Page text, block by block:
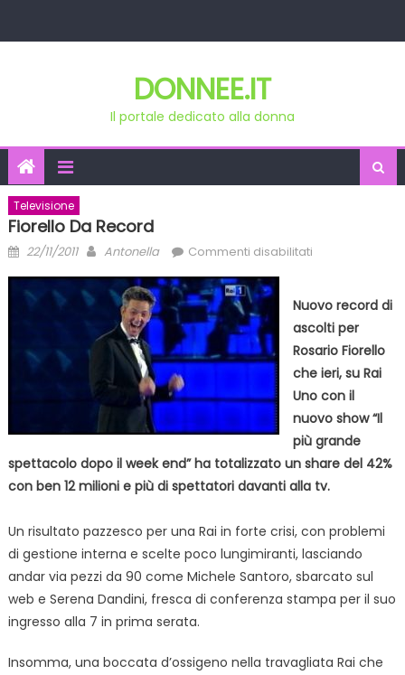
DONNEE.IT
Il portale dedicato alla donna
Televisione
Fiorello Da Record
Posted
22/11/2011 Author
Antonella Commenti disabilitatisu
record
Nuovo record di
ascolti per
Rosario Fiorello
che ieri, su Rai
Uno con il
nuovo show “Il
più grande
spettacolo dopo il week end” ha totalizzato un share del 42%
con ben 12 milioni e più di spettatori davanti alla tv.
Un risultato pazzesco per una Rai in forte crisi, con problemi
di gestione interna e scelte poco lungimiranti, lasciando
andar via pezzi da 90 come Michele Santoro, sbarcato sul
web e Serena Dandini, fresca di conferenza stampa per il suo
ingresso alla 7 in prima serata.
Insomma, una boccata d’ossigeno nella travagliata Rai che